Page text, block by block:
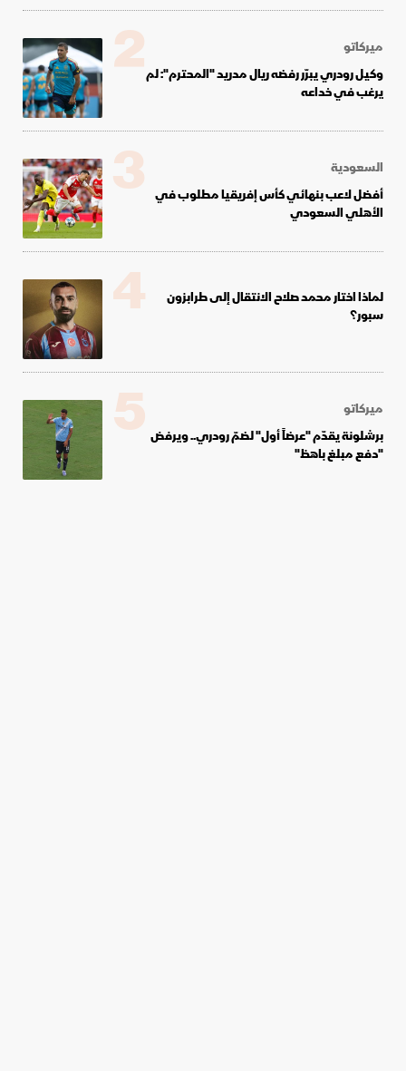
ميركاتو
وكيل رودري يبرّر رفضه ريال مدريد "المحترم": لم
يرغب في خداعه
2
السعودية
أفضل لاعب بنهائي كأس إفريقيا مطلوب في
الأهلي السعودي
3
لماذا اختار محمد صلاح الانتقال إلى طرابزون
سبور؟
4
ميركاتو
برشلونة يقدّم "عرضاً أول" لضمّ رودري.. ويرفض
"دفع مبلغ باهظ"
5